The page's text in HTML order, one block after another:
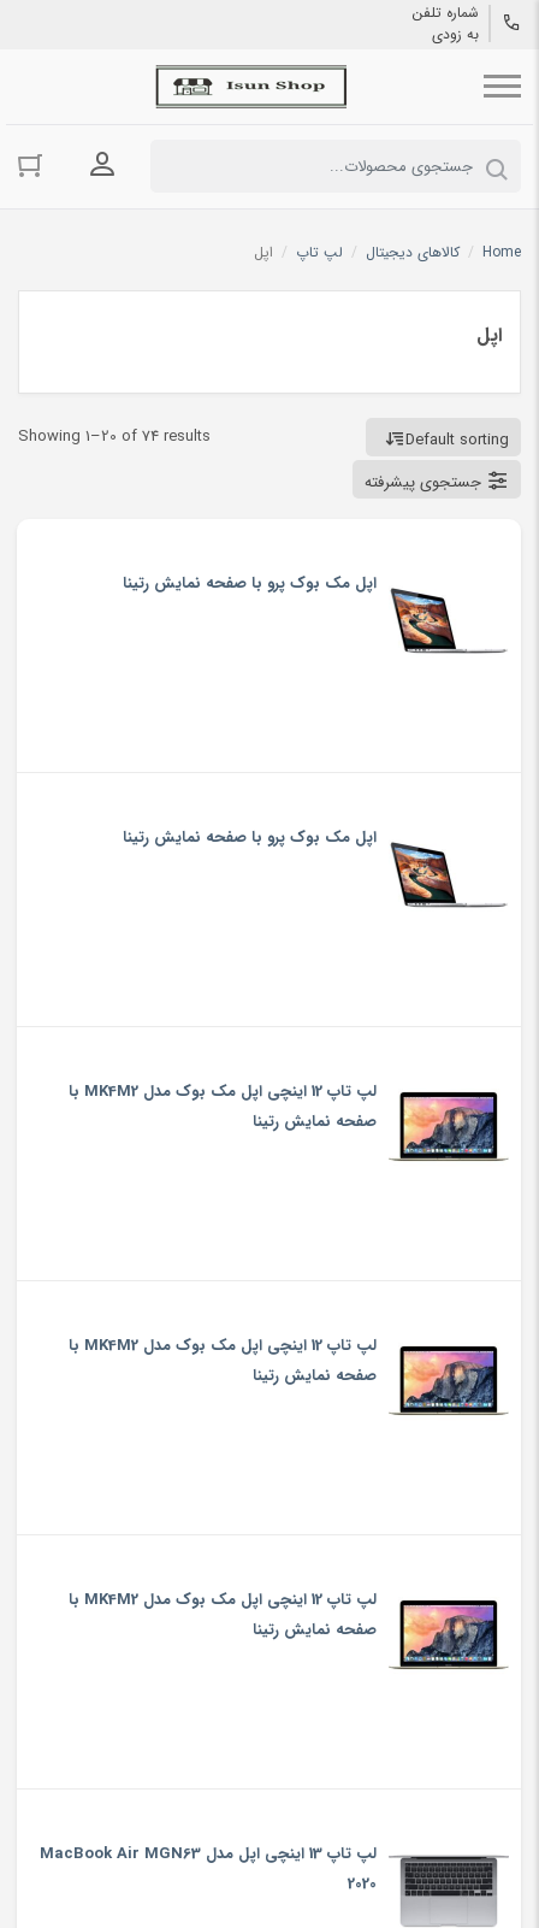
شماره تلفن
به زودی
ورود به
Home
/ کالاهای دیجیتال / لپ تاپ / اپل
اپل
Showing 1–20 of 74 results
Default sorting
جستجوی پیشرفته
اپل مک بوک پرو با صفحه نمایش رتینا
اپل مک بوک پرو با صفحه نمایش رتینا
لپ تاپ 12 اینچی اپل مک بوک مدل MK4M2 با
صفحه نمایش رتینا
لپ تاپ 12 اینچی اپل مک بوک مدل MK4M2 با
صفحه نمایش رتینا
لپ تاپ 12 اینچی اپل مک بوک مدل MK4M2 با
صفحه نمایش رتینا
لپ تاپ 13 اینچی اپل مدل MacBook Air MGN63
2020